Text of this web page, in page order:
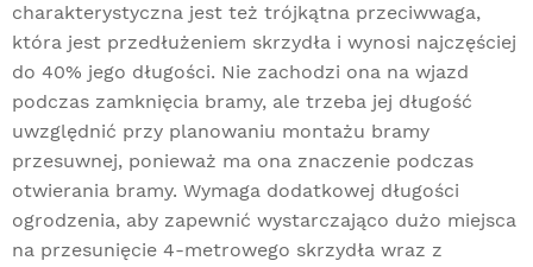
charakterystyczna jest też trójkątna przeciwwaga,
która jest przedłużeniem skrzydła i wynosi najczęściej
do 40% jego długości. Nie zachodzi ona na wjazd
podczas zamknięcia bramy, ale trzeba jej długość
uwzględnić przy planowaniu montażu bramy
przesuwnej, ponieważ ma ona znaczenie podczas
otwierania bramy. Wymaga dodatkowej długości
ogrodzenia, aby zapewnić wystarczająco dużo miejsca
na przesunięcie 4-metrowego skrzydła wraz z